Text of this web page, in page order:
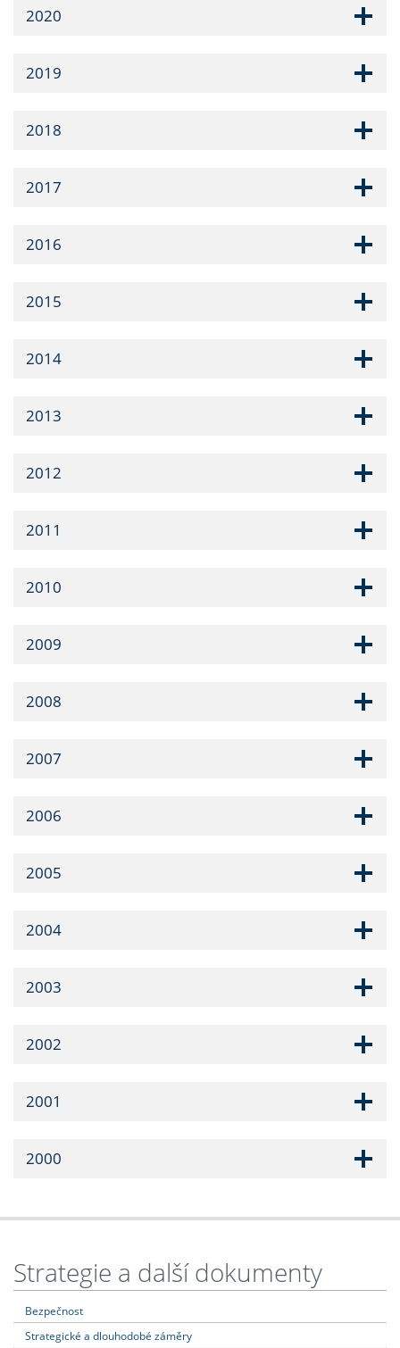
2020
2019
2018
2017
2016
2015
2014
2013
2012
2011
2010
2009
2008
2007
2006
2005
2004
2003
2002
2001
2000
Strategie a další dokumenty
Bezpečnost
Strategické a dlouhodobé záměry